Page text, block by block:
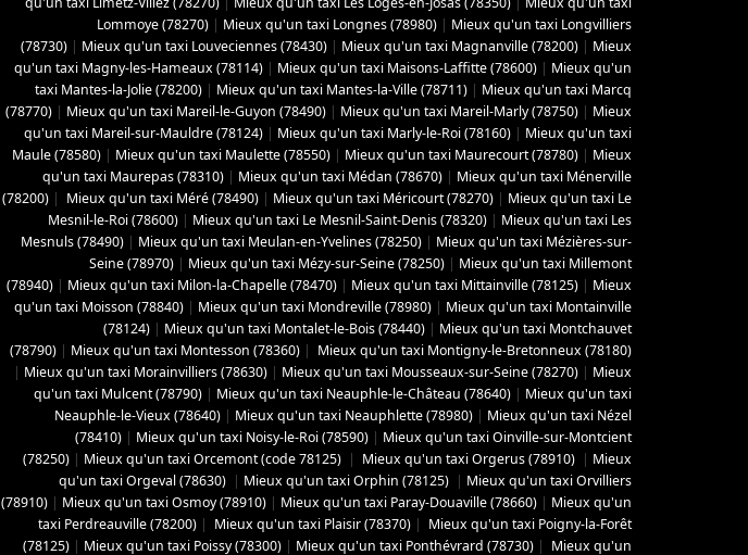
Lommoye (78270) | Mieux qu'un taxi Longnes (78980) | Mieux qu'un taxi Longvilliers
(78730) | Mieux qu'un taxi Louveciennes (78430) | Mieux qu'un taxi Magnanville (78200) | Mieux
qu'un taxi Magny-les-Hameaux (78114) | Mieux qu'un taxi Maisons-Laffitte (78600) | Mieux qu'un
taxi Mantes-la-Jolie (78200) | Mieux qu'un taxi Mantes-la-Ville (78711) | Mieux qu'un taxi Marcq
(78770) | Mieux qu'un taxi Mareil-le-Guyon (78490) | Mieux qu'un taxi Mareil-Marly (78750) | Mieux
qu'un taxi Mareil-sur-Mauldre (78124) | Mieux qu'un taxi Marly-le-Roi (78160) | Mieux qu'un taxi
Maule (78580) | Mieux qu'un taxi Maulette (78550) | Mieux qu'un taxi Maurecourt (78780) | Mieux
qu'un taxi Maurepas (78310) | Mieux qu'un taxi Médan (78670) | Mieux qu'un taxi Ménerville
(78200) | Mieux qu'un taxi Méré (78490) | Mieux qu'un taxi Méricourt (78270) | Mieux qu'un taxi Le
Mesnil-le-Roi (78600) | Mieux qu'un taxi Le Mesnil-Saint-Denis (78320) | Mieux qu'un taxi Les
Mesnuls (78490) | Mieux qu'un taxi Meulan-en-Yvelines (78250) | Mieux qu'un taxi Mézières-sur-
Seine (78970) | Mieux qu'un taxi Mézy-sur-Seine (78250) | Mieux qu'un taxi Millemont
(78940) | Mieux qu'un taxi Milon-la-Chapelle (78470) | Mieux qu'un taxi Mittainville (78125) | Mieux
qu'un taxi Moisson (78840) | Mieux qu'un taxi Mondreville (78980) | Mieux qu'un taxi Montainville
(78124) | Mieux qu'un taxi Montalet-le-Bois (78440) | Mieux qu'un taxi Montchauvet
(78790) | Mieux qu'un taxi Montesson (78360) | Mieux qu'un taxi Montigny-le-Bretonneux (78180)
| Mieux qu'un taxi Morainvilliers (78630) | Mieux qu'un taxi Mousseaux-sur-Seine (78270) | Mieux
qu'un taxi Mulcent (78790) | Mieux qu'un taxi Neauphle-le-Château (78640) | Mieux qu'un taxi
Neauphle-le-Vieux (78640) | Mieux qu'un taxi Neauphlette (78980) | Mieux qu'un taxi Nézel
(78410) | Mieux qu'un taxi Noisy-le-Roi (78590) | Mieux qu'un taxi Oinville-sur-Montcient
(78250) | Mieux qu'un taxi Orcemont (code 78125) | Mieux qu'un taxi Orgerus (78910) | Mieux
qu'un taxi Orgeval (78630) | Mieux qu'un taxi Orphin (78125) | Mieux qu'un taxi Orvilliers
(78910) | Mieux qu'un taxi Osmoy (78910) | Mieux qu'un taxi Paray-Douaville (78660) | Mieux qu'un
taxi Perdreauville (78200) | Mieux qu'un taxi Plaisir (78370) | Mieux qu'un taxi Poigny-la-Forêt
(78125) | Mieux qu'un taxi Poissy (78300) | Mieux qu'un taxi Ponthévrard (78730) | Mieux qu'un